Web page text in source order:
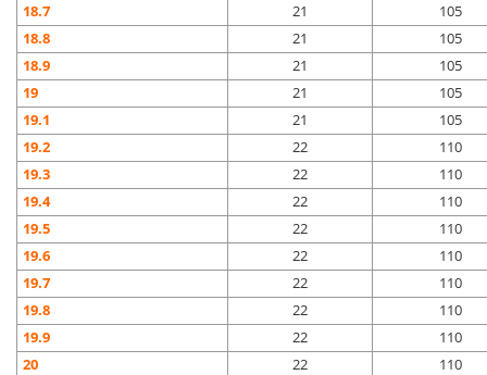
18.7
21
105
18.8
21
105
18.9
21
105
19
21
105
19.1
21
105
19.2
22
110
19.3
22
110
19.4
22
110
19.5
22
110
19.6
22
110
19.7
22
110
19.8
22
110
19.9
22
110
20
22
110